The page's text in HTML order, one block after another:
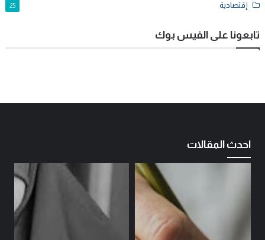
إقتصادية 25
تابعونا على الفيس بوك
احدث المقالات